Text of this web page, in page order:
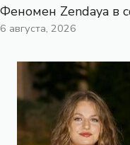
Феномен Zendaya в
6 августа, 2026